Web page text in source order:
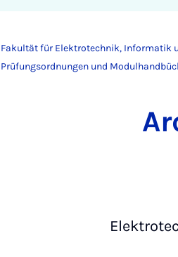
Fakultät für Elektrotechnik, Informatik
Prüfungsordnungen und